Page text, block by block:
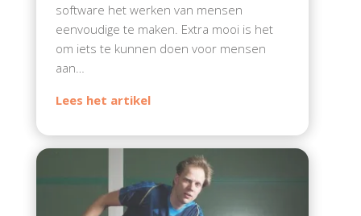
software het werken van mensen
eenvoudige te maken. Extra mooi is het
om iets te kunnen doen voor mensen
aan…